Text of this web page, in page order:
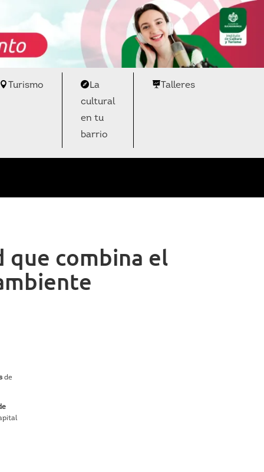
Turismo
La
cultural
en tu
barrio
Talleres
que combina el
de